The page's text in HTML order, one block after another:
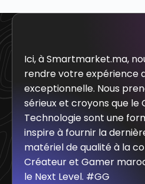
Ici, à Smartmarket.ma,
rendre votre expérience
exceptionnelle. Nous
sérieux et croyons que le
Technologie sont une
inspire à fournir la
matériel de qualité à la
Créateur et Gamer
le Next Level. #GG